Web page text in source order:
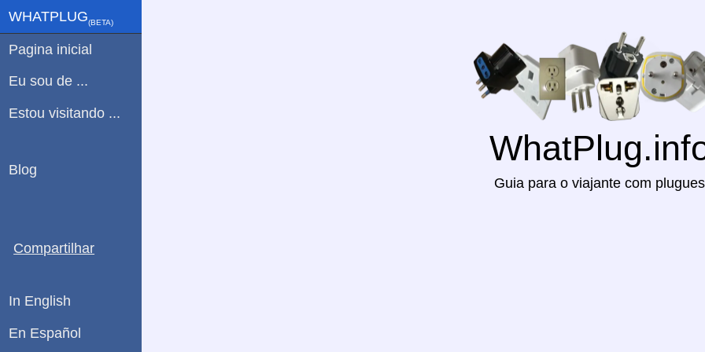
Guia para o viajante com plugues
WHATPLUG(ΒETA)
Pagina inicial
Eu sou de ...
Estou visitando ...
Blog
Compartilhar
In English
En Español